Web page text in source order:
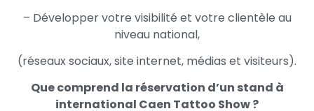
– Développer votre visibilité et votre clientèle au
niveau national,
(réseaux sociaux, site internet, médias et visiteurs).
Que comprend la réservation d’un stand à
international Caen Tattoo Show ?